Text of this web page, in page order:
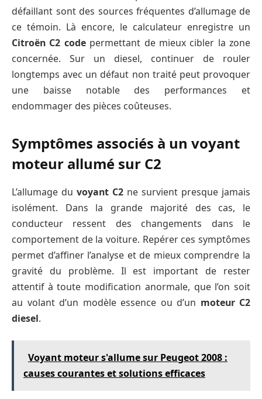
défaillant sont des sources fréquentes d’allumage de
ce témoin. Là encore, le calculateur enregistre un
Citroën C2 codepermettant de mieux cibler la zone
concernée. Sur un diesel, continuer de rouler
longtemps avec un défaut non traité peut provoquer
une baisse notable des performances et
endommager des pièces coûteuses.
Symptômes associés à un voyant
moteur allumé sur C2
L’allumage du voyant C2 ne survient presque jamais
isolément. Dans la grande majorité des cas, le
conducteur ressent des changements dans le
comportement de la voiture. Repérer ces symptômes
permet d’affiner l’analyse et de mieux comprendre la
gravité du problème. Il est important de rester
attentif à toute modification anormale, que l’on soit
au volant d’un modèle essence ou d’un moteur C2
diesel.
Voyant moteur s'allume sur Peugeot 2008 :
causes courantes et solutions efficaces